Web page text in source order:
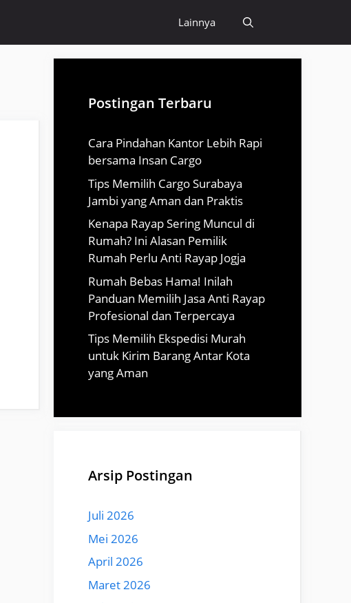
Lainnya
Postingan Terbaru
Cara Pindahan Kantor Lebih Rapi
bersama Insan Cargo
Tips Memilih Cargo Surabaya
Jambi yang Aman dan Praktis
Kenapa Rayap Sering Muncul di
Rumah? Ini Alasan Pemilik
Rumah Perlu Anti Rayap Jogja
Rumah Bebas Hama! Inilah
Panduan Memilih Jasa Anti Rayap
Profesional dan Terpercaya
Tips Memilih Ekspedisi Murah
untuk Kirim Barang Antar Kota
yang Aman
Arsip Postingan
Juli 2026
Mei 2026
April 2026
Maret 2026